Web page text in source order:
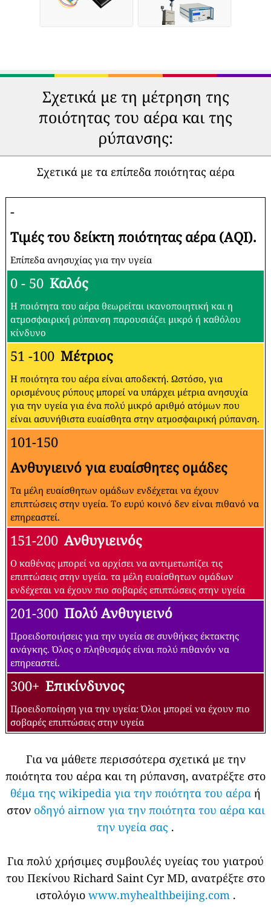
Σχετικά με τη μέτρηση της
ποιότητας του αέρα και της
ρύπανσης:
Σχετικά με τα επίπεδα ποιότητας αέρα
-
Τιμές του δείκτη ποιότητας αέρα (AQI).
Επίπεδα ανησυχίας για την υγεία
0 - 50 Καλός
Η ποιότητα του αέρα θεωρείται ικανοποιητική και η
ατμοσφαιρική ρύπανση παρουσιάζει μικρό ή καθόλου
κίνδυνο
51 -100 Μέτριος
Η ποιότητα του αέρα είναι αποδεκτή. Ωστόσο, για
ορισμένους ρύπους μπορεί να υπάρχει μέτρια ανησυχία
για την υγεία για ένα πολύ μικρό αριθμό ατόμων που
είναι ασυνήθιστα ευαίσθητα στην ατμοσφαιρική ρύπανση.
101-150
Ανθυγιεινό για ευαίσθητες ομάδες
Τα μέλη ευαίσθητων ομάδων ενδέχεται να έχουν
επιπτώσεις στην υγεία. Το ευρύ κοινό δεν είναι πιθανό να
επηρεαστεί.
151-200 Ανθυγιεινός
Ο καθένας μπορεί να αρχίσει να αντιμετωπίζει τις
επιπτώσεις στην υγεία. τα μέλη ευαίσθητων ομάδων
ενδέχεται να έχουν πιο σοβαρές επιπτώσεις στην υγεία
201-300 Πολύ Ανθυγιεινό
Προειδοποιήσεις για την υγεία σε συνθήκες έκτακτης
ανάγκης. Όλος ο πληθυσμός είναι πολύ πιθανόν να
επηρεαστεί.
300+ Επικίνδυνος
Προειδοποίηση για την υγεία: Όλοι μπορεί να έχουν πιο
σοβαρές επιπτώσεις στην υγεία
Για να μάθετε περισσότερα σχετικά με την
ποιότητα του αέρα και τη ρύπανση, ανατρέξτε στο
θέμα της wikipedia για την ποιότητα του αέρα ή
στον οδηγό airnow για την ποιότητα του αέρα και
την υγεία σας .
Για πολύ χρήσιμες συμβουλές υγείας του γιατρού
του Πεκίνου Richard Saint Cyr MD, ανατρέξτε στο
ιστολόγιο www.myhealthbeijing.com.